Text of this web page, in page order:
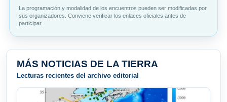
La programación y modalidad de los encuentros pueden ser modificadas por
sus organizadores. Conviene verificar los enlaces oficiales antes de
participar.
MÁS NOTICIAS DE LA TIERRA
Lecturas recientes del archivo editorial